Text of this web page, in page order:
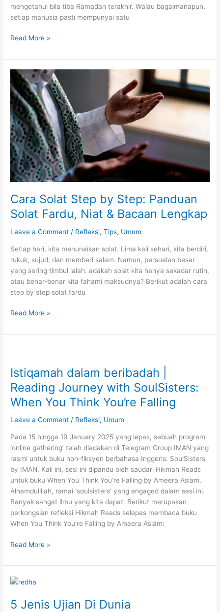
mengetahui bila tiba Ramadan terakhir. Walau bagaimanapun,
setiap manusia pasti mempunyai satu
Bagaimana
Ini
Ramadan
Terakhir
Kita?
Refleksi
Maqasid
Ramadan
Untuk
Perubahan
Sebenar
Read More »
Cara Solat Step by Step: Panduan
Solat Fardu, Niat & Bacaan Lengkap
Leave a Comment / Refleksi,Tips, Umum
Setiap hari, kita menunaikan solat. Lima kali sehari, kita berdiri,
rukuk, sujud, dan memberi salam. Namun, persoalan besar
yang sering timbul ialah: adakah solat kita hanya sekadar rutin,
atau benar-benar kita fahami maksudnya? Berikut adalah cara
step by step solat fardu
Cara
Step
Panduan
Solat
Fardu,
Niat
Bacaan
Read More »
Istiqamah dalam beribadah |
Reading Journey with SoulSisters:
When You Think You’re Falling
Leave a Comment / Refleksi, Umum
Pada 15 hingga 19 January 2025 yang lepas, sebuah program
‘online gathering’ telah diadakan di Telegram Group IMAN yang
rasmi untuk buku non-fiksyen berbahasa Inggeris: SoulSisters
by IMAN. Kali ini, sesi ini dipandu oleh saudari Hikmah Reads
untuk buku When You Think You’re Falling by Ameera Aslam.
Alhamdulillah, ramai ‘soulsisters’ yang engaged dalam sesi ini.
Banyak sangat ilmu yang kita dapat. Berikut merupakan
perkongsian refleksi Hikmah Reads selepas membaca buku
When You Think You’re Falling by Ameera Aslam:
Istiqamah
beribadah
|
Reading
Journey
with
Read More »
5 Jenis Ujian Di Dunia